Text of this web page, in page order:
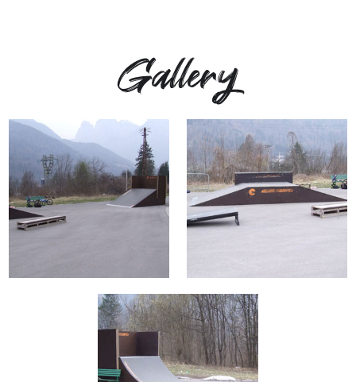
Gallery